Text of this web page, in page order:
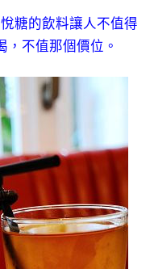
糖的飲料讓人不值得
，不值那個價位。